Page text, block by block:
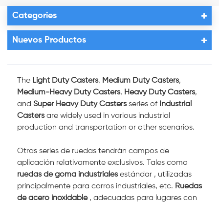
Categories
Nuevos Productos
The Light Duty Casters, Medium Duty Casters,
Medium-Heavy Duty Casters, Heavy Duty Casters,
and Super Heavy Duty Castersseries of Industrial
Castersare widely used in various industrial
production and transportation or other scenarios.
Otras series de ruedas tendrán campos de
aplicación relativamente exclusivos. Tales como
ruedas de goma industrialesestándar , utilizadas
principalmente para carros industriales, etc. Ruedas
de acero inoxidable, adecuadas para lugares con